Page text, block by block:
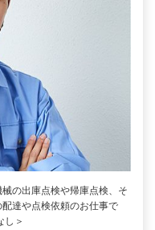
の出庫点検や帰庫点検、そ
達や点検依頼のお仕事で
し＞